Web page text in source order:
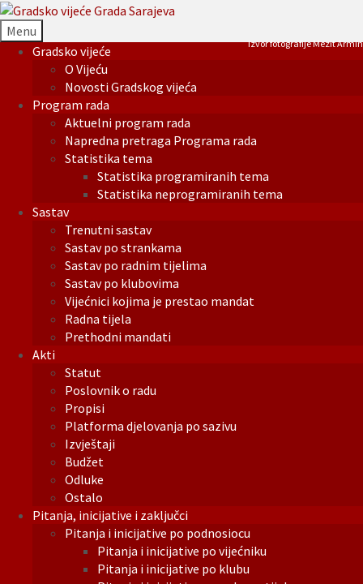
Menu
Gradsko vijeće
O Vijeću
Novosti Gradskog vijeća
Program rada
Aktuelni program rada
Napredna pretraga Programa rada
Statistika tema
Statistika programiranih tema
Statistika neprogramiranih tema
Sastav
Trenutni sastav
Sastav po strankama
Sastav po radnim tijelima
Sastav po klubovima
Vijećnici kojima je prestao mandat
Radna tijela
Prethodni mandati
Akti
Statut
Poslovnik o radu
Propisi
Platforma djelovanja po sazivu
Izvještaji
Budžet
Odluke
Ostalo
Pitanja, inicijative i zaključci
Pitanja i inicijative po podnosiocu
Pitanja i inicijative po vijećniku
Pitanja i inicijative po klubu
Izvor fotografije Mezit Armin